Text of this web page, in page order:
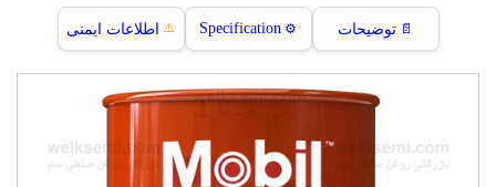
📄 توضیحات ⚙️
Specification
⚠️ اطلاعات ایمنی